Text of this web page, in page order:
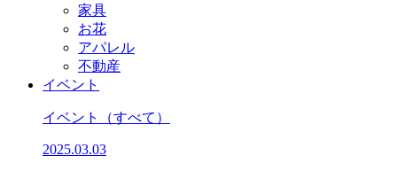
家具
お花
アパレル
不動産
イベント
イベント （すべて）
2025.03.03